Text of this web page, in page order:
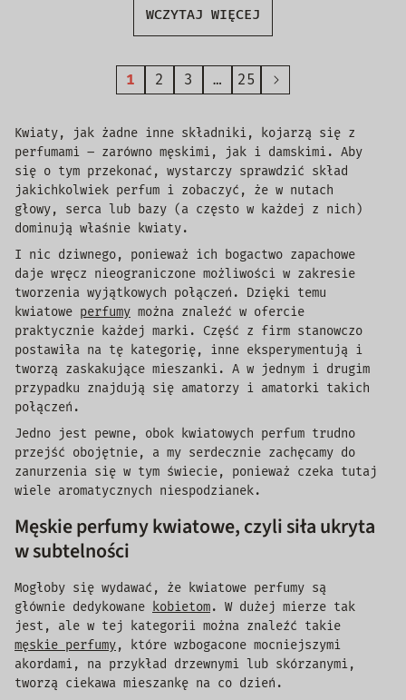
WCZYTAJ WIĘCEJ
1 2 3 … 25
Kwiaty, jak żadne inne składniki, kojarzą się z
perfumami – zarówno męskimi, jak i damskimi. Aby
się o tym przekonać, wystarczy sprawdzić skład
jakichkolwiek perfum i zobaczyć, że w nutach
głowy, serca lub bazy (a często w każdej z nich)
dominują właśnie kwiaty.
I nic dziwnego, ponieważ ich bogactwo zapachowe
daje wręcz nieograniczone możliwości w zakresie
tworzenia wyjątkowych połączeń. Dzięki temu
kwiatowe perfumy można znaleźć w ofercie
praktycznie każdej marki. Część z firm stanowczo
postawiła na tę kategorię, inne eksperymentują i
tworzą zaskakujące mieszanki. A w jednym i drugim
przypadku znajdują się amatorzy i amatorki takich
połączeń.
Jedno jest pewne, obok kwiatowych perfum trudno
przejść obojętnie, a my serdecznie zachęcamy do
zanurzenia się w tym świecie, ponieważ czeka tutaj
wiele aromatycznych niespodzianek.
Męskie perfumy kwiatowe, czyli siła ukryta
w subtelności
Mogłoby się wydawać, że kwiatowe perfumy są
głównie dedykowane
kobietom. W dużej mierze tak
jest, ale w tej kategorii można znaleźć takie
męskie perfumy, które wzbogacone mocniejszymi
akordami, na przykład drzewnymi lub skórzanymi,
tworzą ciekawa mieszankę na co dzień.